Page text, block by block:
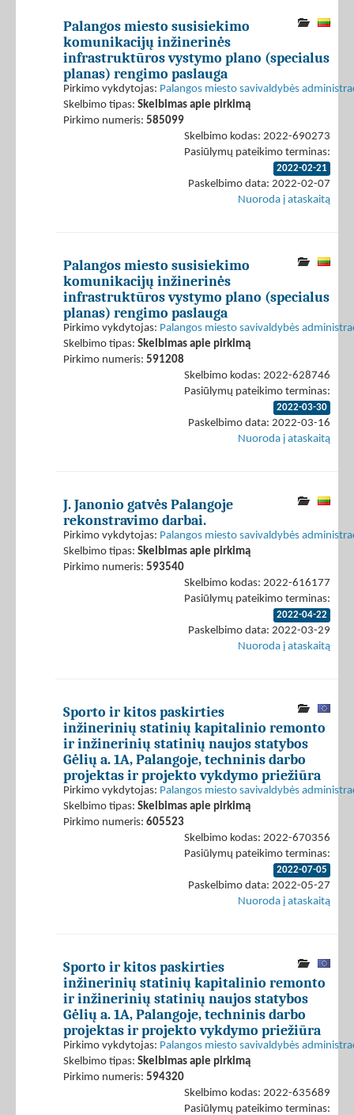
Palangos miesto susisiekimo
komunikacijų inžinerinės
infrastruktūros vystymo plano (specialus
planas) rengimo paslauga
Pirkimo vykdytojas: Palangos miesto savivaldybės
Skelbimo tipas: Skelbimas apie pirkimą
Pirkimo numeris: 585099
Skelbimo kodas: 2022-690273
Pasiūlymų pateikimo terminas:
2022-02-21
Paskelbimo data: 2022-02-07
Nuoroda į ataskaitą
Palangos miesto susisiekimo
komunikacijų inžinerinės
infrastruktūros vystymo plano (specialus
planas) rengimo paslauga
Pirkimo vykdytojas: Palangos miesto savivaldybės
Skelbimo tipas: Skelbimas apie pirkimą
Pirkimo numeris: 591208
Skelbimo kodas: 2022-628746
Pasiūlymų pateikimo terminas:
2022-03-30
Paskelbimo data: 2022-03-16
Nuoroda į ataskaitą
J. Janonio gatvės Palangoje
rekonstravimo darbai.
Pirkimo vykdytojas: Palangos miesto savivaldybės
Skelbimo tipas: Skelbimas apie pirkimą
Pirkimo numeris: 593540
Skelbimo kodas: 2022-616177
Pasiūlymų pateikimo terminas:
2022-04-22
Paskelbimo data: 2022-03-29
Nuoroda į ataskaitą
Sporto ir kitos paskirties
inžinerinių statinių kapitalinio remonto
ir inžinerinių statinių naujos statybos
Gėlių a. 1A, Palangoje, techninis darbo
projektas ir projekto vykdymo priežiūra
Pirkimo vykdytojas: Palangos miesto savivaldybės
Skelbimo tipas: Skelbimas apie pirkimą
Pirkimo numeris: 605523
Skelbimo kodas: 2022-670356
Pasiūlymų pateikimo terminas:
2022-07-05
Paskelbimo data: 2022-05-27
Nuoroda į ataskaitą
Sporto ir kitos paskirties
inžinerinių statinių kapitalinio remonto
ir inžinerinių statinių naujos statybos
Gėlių a. 1A, Palangoje, techninis darbo
projektas ir projekto vykdymo priežiūra
Pirkimo vykdytojas: Palangos miesto savivaldybės
Skelbimo tipas: Skelbimas apie pirkimą
Pirkimo numeris: 594320
Skelbimo kodas: 2022-635689
Pasiūlymų pateikimo terminas: